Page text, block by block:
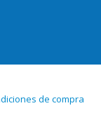
de compra